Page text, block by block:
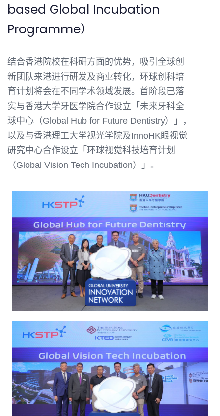
based Global Incubation
Programme）
结合香港院校在科研方面的优势，吸引全球创
新团队来港进行研发及商业转化，环球创科培
育计划将会在不同学术领域发展。首阶段已落
实与香港大学牙医学院合作设立「未来牙科全
球中心（Global Hub for Future Dentistry）」，
以及与香港理工大学视光学院及InnoHK眼视觉
研究中心合作设立「环球视觉科技培育计划
（Global Vision Tech Incubation）」。